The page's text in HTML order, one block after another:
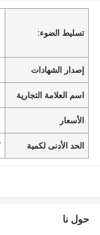
تسليط الضوء:
إصدار الشهادات
اسم العلامة التجارية
الأسعار
الحد الأدنى لكمية 7
حول نا